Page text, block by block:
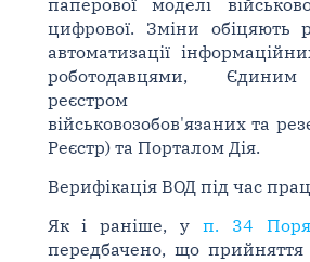
паперової моделі
цифрової. Зміни обіцяють
автоматизації
роботодавцями,
реєстром
військовозобов'язаних та
Реєстр) та Порталом Дія.
Верифікація ВОД під час
Як і раніше, уп. 34
передбачено, що прийняття